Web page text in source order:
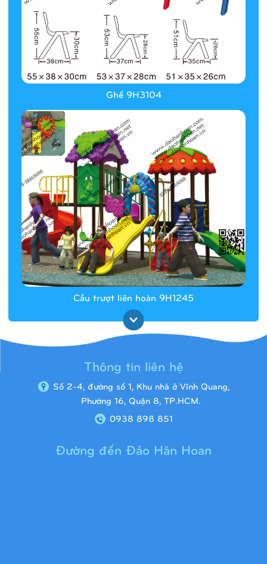
Ghế 9H3104
Cầu trượt liên hoàn 9H1245
Thông tin liên hệ
Số 2-4, đường số 1, Khu nhà ở Vĩnh Quang,
Phường 16, Quận 8, TP.HCM.
0938 898 851
Đường đến Đảo Hân Hoan